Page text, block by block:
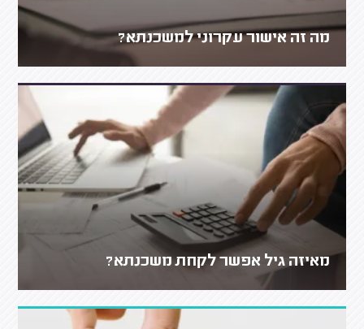
מה זה אישור עקרוני למשכנתא?
מאיזה גיל אפשר לקחת משכנתא?